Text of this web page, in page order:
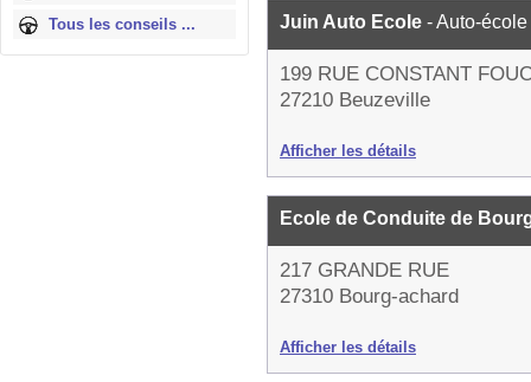
Tous les conseils ...
Juin Auto Ecole - Auto-école
199 RUE CONSTANT
27210 Beuzeville
Afficher les détails
Ecole de Conduite de
217 GRANDE RUE
27310 Bourg-achard
Afficher les détails